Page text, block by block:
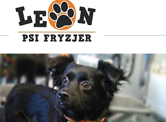
Slider1
see what we can do for you.